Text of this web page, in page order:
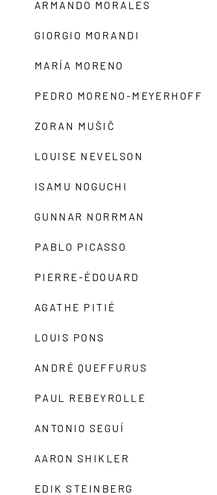
ARMANDO MORALES
GIORGIO MORANDI
MARÍA MORENO
PEDRO MORENO-MEYERHOFF
ZORAN MUŠIČ
LOUISE NEVELSON
ISAMU NOGUCHI
GUNNAR NORRMAN
PABLO PICASSO
PIERRE-ÉDOUARD
AGATHE PITIÉ
LOUIS PONS
ANDRÉ QUEFFURUS
PAUL REBEYROLLE
ANTONIO SEGUÍ
AARON SHIKLER
EDIK STEINBERG